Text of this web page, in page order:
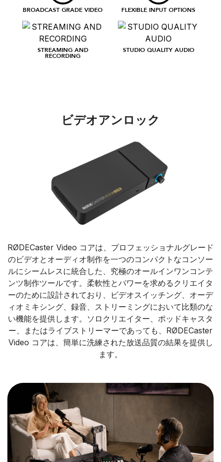
BROADCAST GRADE VIDEO FLEXIBLE INPUT OPTIONS
STREAMING AND
RECORDING
STUDIO QUALITY AUDIO
ビデオアンロック
RØDECaster Video コアは、プロフェッショナルグレード
のビデオとオーディオ制作を一つのコンパクトなコンソー
ルにシームレスに統合した、究極のオールインワンコンテ
ンツ制作ツールです。柔軟性とパワーを求めるクリエイタ
ーのために設計されており、ビデオスイッチング、オーデ
ィオミキシング、録音、ストリーミングにおいて比類のな
い機能を提供します。ソロクリエイター、ポッドキャスタ
ー、またはライブストリーマーであっても、RØDECaster
Video コアは、簡単に洗練された放送品質の結果を提供し
ます。